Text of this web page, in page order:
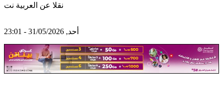
نقلا عن العربية نت
أحد, 31/05/2026 - 23:01